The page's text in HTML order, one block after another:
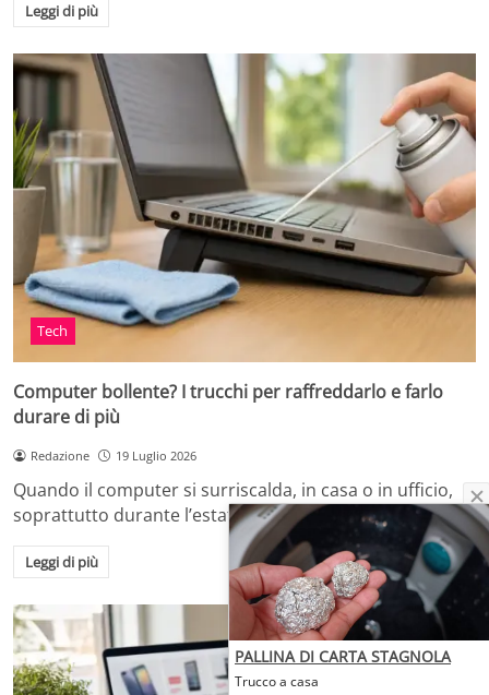
Leggi di più
Tech
Computer bollente? I trucchi per raffreddarlo e farlo
durare di più
Redazione 19 Luglio 2026
Quando il computer si surriscalda, in casa o in ufficio,
soprattutto durante l’estate o dopo…
Leggi di più
PALLINA DI CARTA STAGNOLA
Trucco a casa